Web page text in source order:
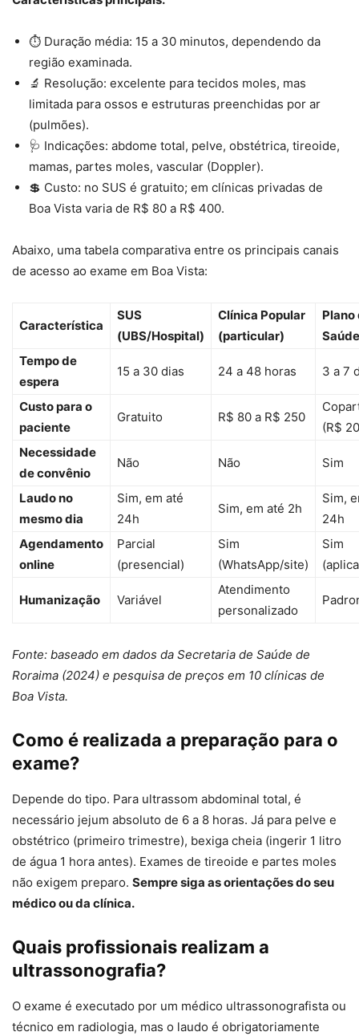
⏱️ Duração média: 15 a 30 minutos, dependendo da
região examinada.
🔬 Resolução: excelente para tecidos moles, mas
limitada para ossos e estruturas preenchidas por ar
(pulmões).
🩺 Indicações: abdome total, pelve, obstétrica, tireoide,
mamas, partes moles, vascular (Doppler).
💲 Custo: no SUS é gratuito; em clínicas privadas de
Boa Vista varia de R$ 80 a R$ 400.
Abaixo, uma tabela comparativa entre os principais canais
de acesso ao exame em Boa Vista:
Característica
SUS
(UBS/Hospital)
Clínica Popular
(particular)
Plano
Saúde
Tempo de
espera
15 a 30 dias 24 a 48 horas 3 a 7
Custo para o
paciente
Gratuito R$ 80 a R$ 250
(R$
Necessidade
de convênio
Não Não Sim
Laudo no
mesmo dia
Sim, em até
24h
Sim, em até 2h
Sim,
24h
Agendamento
online
Parcial
(presencial)
Sim
(WhatsApp/site)
Sim
Humanização Variável
Atendimento
personalizado
Fonte: baseado em dados da Secretaria de Saúde de
Roraima (2024) e pesquisa de preços em 10 clínicas de
Boa Vista.
Como é realizada a preparação para o
exame?
Depende do tipo. Para ultrassom abdominal total, é
necessário jejum absoluto de 6 a 8 horas. Já para pelve e
obstétrico (primeiro trimestre), bexiga cheia (ingerir 1 litro
de água 1 hora antes). Exames de tireoide e partes moles
não exigem preparo. Sempre siga as orientações do seu
médico ou da clínica.
Quais profissionais realizam a
ultrassonografia?
O exame é executado por um médico ultrassonografista ou
técnico em radiologia, mas o laudo é obrigatoriamente